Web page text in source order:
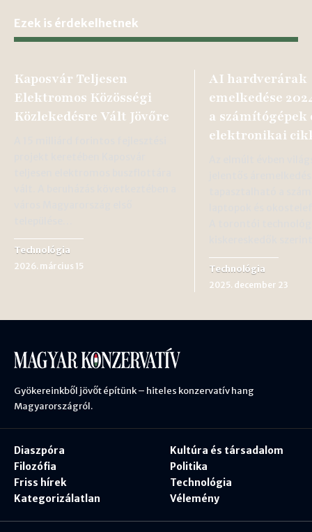
Ezek is érdekelhetnek
Kaposvár Teljesen
Elektromos Közösségi
Közlekedésre Vált Jövőre
Technológia
2026. március 15
AI hardverárak
emelkedése
a számítógépek
elektronikai
Technológia
2025. december 23
Gyökereinkből jövőt építünk – hiteles konzervatív hang
Magyarországról.
Diaszpóra
Filozófia
Friss hírek
Kategorizálatlan
Kultúra és társadalom
Politika
Technológia
Vélemény